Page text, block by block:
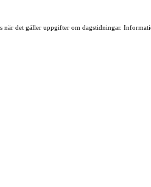
när det gäller uppgifter om dagstidningar.